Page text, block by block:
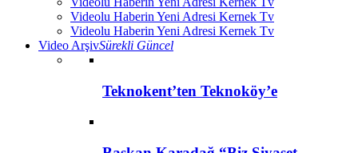
Videolu Haberin Yeni Adresi Kernek Tv
Videolu Haberin Yeni Adresi Kernek Tv
Video ArşivSürekli Güncel
Teknokent’ten Teknoköy’e